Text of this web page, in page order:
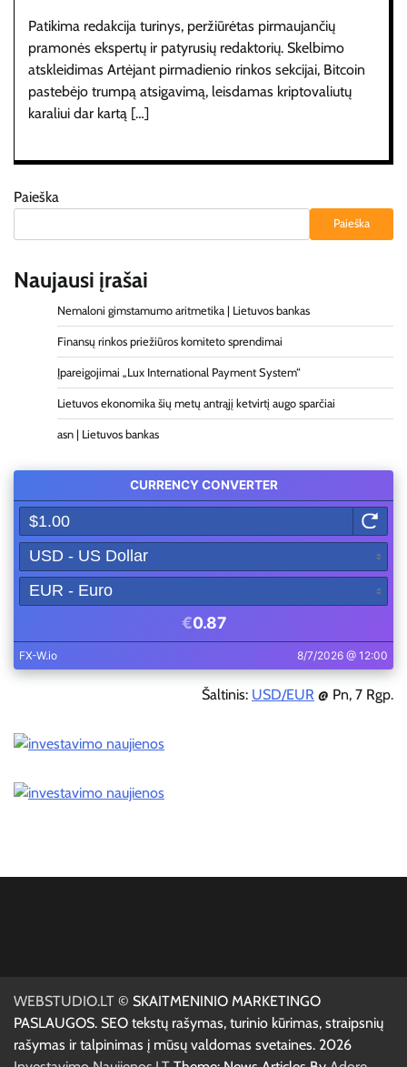
Patikima redakcija turinys, peržiūrėtas pirmaujančių
pramonės ekspertų ir patyrusių redaktorių. Skelbimo
atskleidimas Artėjant pirmadienio rinkos sekcijai, Bitcoin
pastebėjo trumpą atsigavimą, leisdamas kriptovaliutų
karaliui dar kartą […]
Paieška
Paieška
Naujausi įrašai
Nemaloni gimstamumo aritmetika | Lietuvos bankas
Finansų rinkos priežiūros komiteto sprendimai
Įpareigojimai „Lux International Payment System“
Lietuvos ekonomika šių metų antrąjį ketvirtį augo sparčiai
asn | Lietuvos bankas
Šaltinis: USD/EUR @ Pn, 7 Rgp.
WEBSTUDIO.LT © SKAITMENINIO MARKETINGO
PASLAUGOS. SEO tekstų rašymas, turinio kūrimas, straipsnių
rašymas ir talpinimas į mūsų valdomas svetaines. 2026